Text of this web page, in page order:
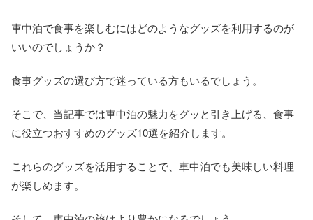
車中泊で食事を楽しむにはどのようなグッズを利用するのが
いいのでしょうか？
食事グッズの選び方で迷っている方もいるでしょう。
そこで、当記事では車中泊の魅力をグッと引き上げる、食事
に役立つおすすめのグッズ10選を紹介します。
これらのグッズを活用することで、車中泊でも美味しい料理
が楽しめます。